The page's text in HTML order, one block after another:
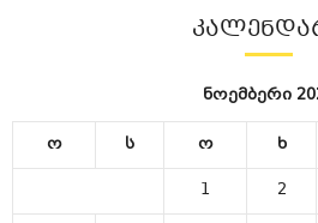
ნოემბერი
ო ს ო ხ
1
2